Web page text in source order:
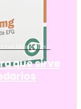
Masculino
qué sirve